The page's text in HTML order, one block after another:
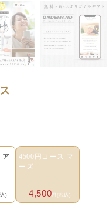
ア
)
4500円コース マ
ーズ
4,500円(税込)